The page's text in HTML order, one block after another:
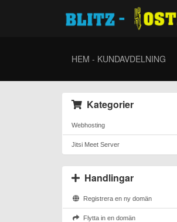
HEM - KUNDAVDELNING
Kategorier
Webhosting
Jitsi Meet Server
Handlingar
Registrera en ny domän
Flytta in en domän